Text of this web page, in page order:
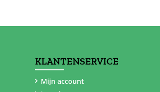
KLANTENSERVICE
Mijn account